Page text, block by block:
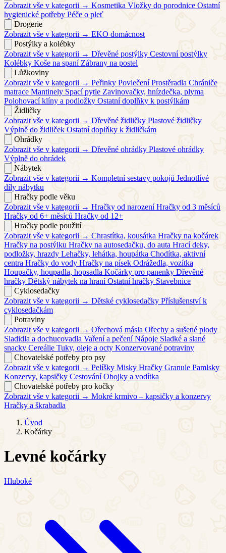
Zobrazit vše v kategorii → Kosmetika Vložky do porodnice Ostatní
hygienické potřeby Péče o pleť
Drogerie
Zobrazit vše v kategorii → EKO domácnost
Postýlky a kolébky
Zobrazit vše v kategorii → Dřevěné postýlky Cestovní postýlky
Kolébky Koše na spaní Zábrany na postel
Lůžkoviny
Zobrazit vše v kategorii → Peřinky Povlečení Prostěradla Chrániče
matrace Mantinely Spací pytle Zavinovačky, hnízdečka, plyma
Polohovací klíny a podložky Ostatní doplňky k postýlkám
Židličky
Zobrazit vše v kategorii → Dřevěné židličky Plastové židličky
Výplně do židliček Ostatní doplňky k židličkám
Ohrádky
Zobrazit vše v kategorii → Dřevěné ohrádky Plastové ohrádky
Výplně do ohrádek
Nábytek
Zobrazit vše v kategorii → Kompletní sestavy pokojů Jednotlivé
díly nábytku
Hračky podle věku
Zobrazit vše v kategorii → Hračky od narození Hračky od 3 měsíců
Hračky od 6+ měsíců Hračky od 12+
Hračky podle použití
Zobrazit vše v kategorii → Chrastítka, kousátka Hračky na kočárek
Hračky na postýlku Hračky na autosedačku, do auta Hrací deky,
podložky, hrazdy Lehačky, lehátka, houpátka Chodítka, aktivní
centra Hračky do vody Hračky na písek Odrážedla, vozítka
Houpačky, houpadla, hopsadla Kočárky pro panenky Dřevěné
hračky Dětský nábytek na hraní Ostatní hračky Stavebnice
Cyklosedačky
Zobrazit vše v kategorii → Dětské cyklosedačky Příslušenství k
cyklosedačkám
Potraviny
Zobrazit vše v kategorii → Ořechová másla Ořechy a sušené plody
Sladidla a dochucovadla Vaření a pečení Nápoje Sladké a slané
snacky Cereálie Tuky, oleje a octy Konzervované potraviny
Chovatelské potřeby pro psy
Zobrazit vše v kategorii → Pelíšky Misky Hračky Granule Pamlsky
Konzervy, kapsičky Cestování Obojky a vodítka
Chovatelské potřeby pro kočky
Zobrazit vše v kategorii → Mokré krmivo – kapsičky a konzervy
Hračky a škrabadla
Úvod
Kočárky
Levné kočárky
Hluboké